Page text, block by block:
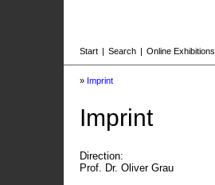
Start | Search | Online Exhibitions
» Imprint
Imprint
Direction:
Prof. Dr. Oliver Grau